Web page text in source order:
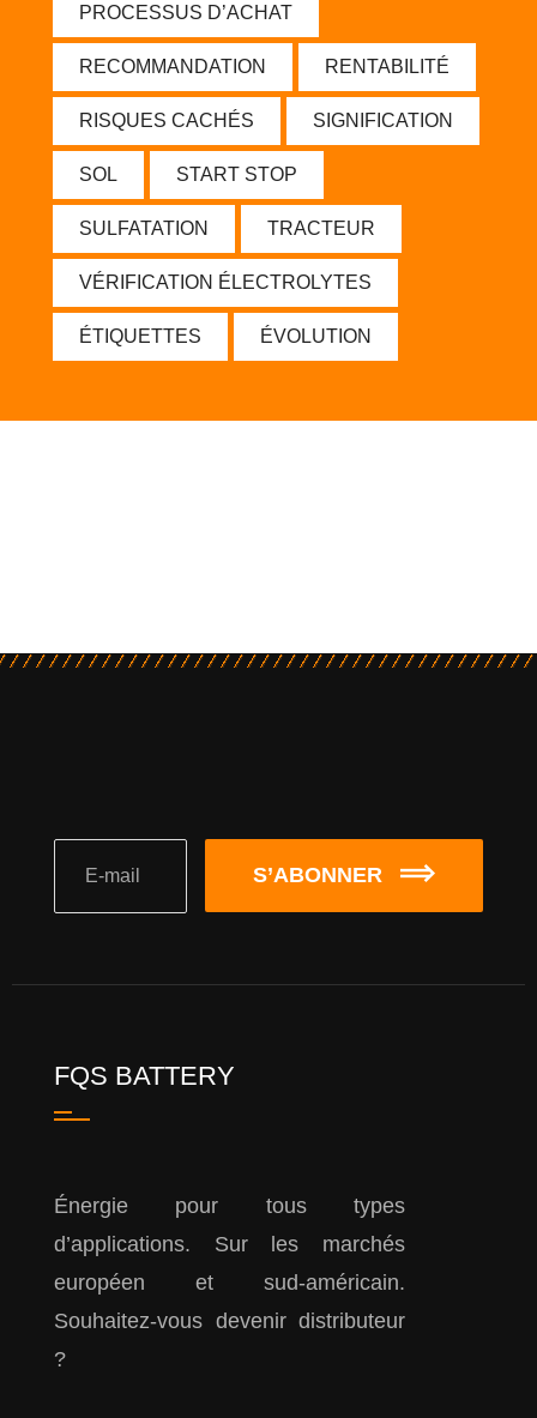
PROCESSUS D’ACHAT
RECOMMANDATION RENTABILITÉ
RISQUES CACHÉS SIGNIFICATION
SOL START STOP
SULFATATION TRACTEUR
VÉRIFICATION ÉLECTROLYTES
ÉTIQUETTES ÉVOLUTION
S’ABONNER
FQS BATTERY
Énergie pour tous types
d’applications. Sur les marchés
européen et sud-américain.
Souhaitez-vous devenir distributeur
?